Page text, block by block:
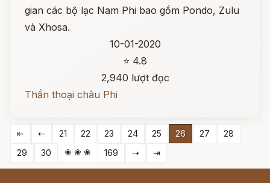
gian các bộ lạc Nam Phi bao gồm Pondo, Zulu
và Xhosa.
10-01-2020
⭐ 4.8
2,940 lượt đọc
Thần thoại châu Phi
⇤ ⇠ 21 22 23 24 25 26 27
28
29
30 ❀ ❀ ❀ 169 ⇢ ⇥